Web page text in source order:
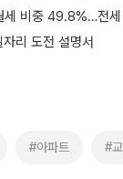
세 비중 49.8%…전세
자리 도전 설명서
#아파트 #